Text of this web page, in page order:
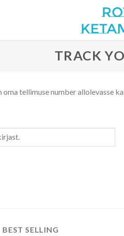
TRACK
tellimuse number allolevasse
BEST SELLING